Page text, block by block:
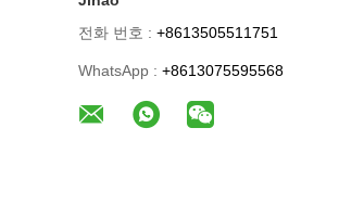
전화 번호 : +8613505511751
WhatsApp : +8613075595568